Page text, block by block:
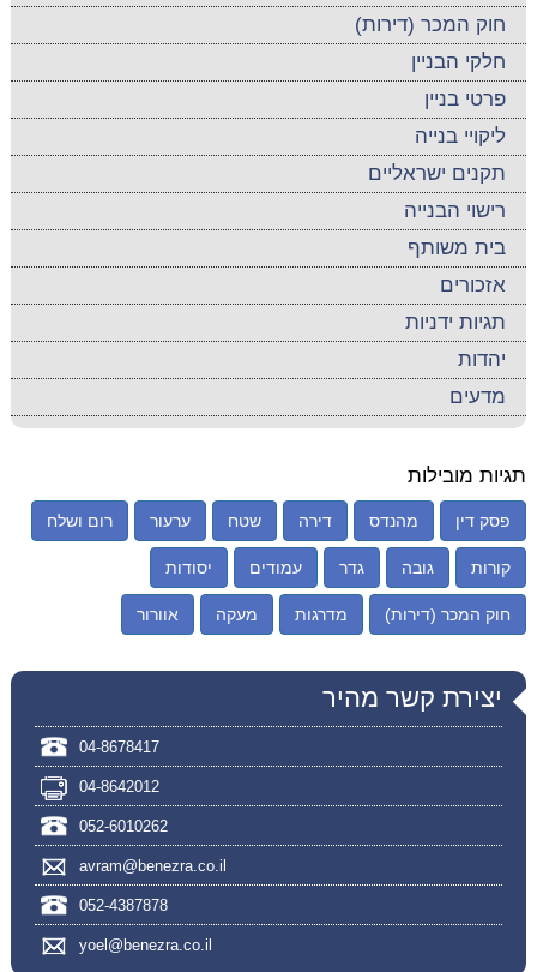
חוק המכר (דירות)
חלקי הבניין
פרטי בניין
ליקויי בנייה
תקנים ישראליים
רישוי הבנייה
בית משותף
אזכורים
תגיות ידניות
יהדות
מדעים
תגיות מובילות
פסק דין מהנדס דירה שטח ערעור רום ושלח
קורות גובה גדר עמודים יסודות
חוק המכר (דירות) מדרגות מעקה אוורור
יצירת קשר מהיר
04-8678417
04-8642012
052-6010262
avram@benezra.co.il
052-4387878
yoel@benezra.co.il